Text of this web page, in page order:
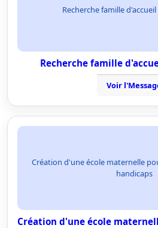
Recherche famille
Recherche famille
Voir
Création d'une école maternelle
handicaps
Création d'une école